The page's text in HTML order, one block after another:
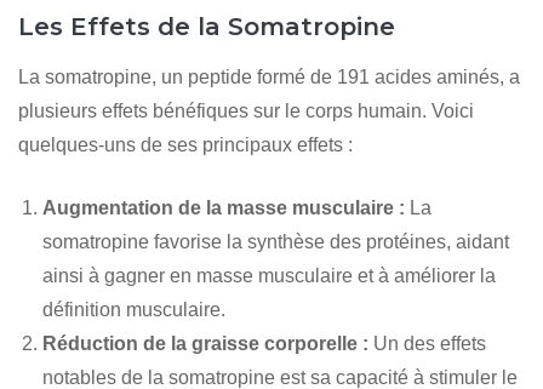
Les Effets de la Somatropine
La somatropine, un peptide formé de 191 acides aminés, a
plusieurs effets bénéfiques sur le corps humain. Voici
quelques-uns de ses principaux effets :
Augmentation de la masse musculaire : La
somatropine favorise la synthèse des protéines, aidant
ainsi à gagner en masse musculaire et à améliorer la
définition musculaire.
Réduction de la graisse corporelle : Un des effets
notables de la somatropine est sa capacité à stimuler le